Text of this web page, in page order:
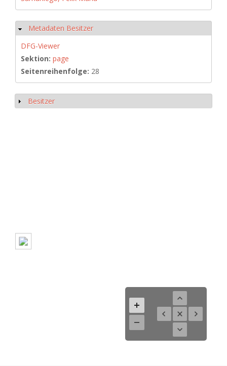
Hide
Metadaten Besitzer
DFG-Viewer
Sektion: page
Seitenreihenfolge: 28
Show
Besitzer